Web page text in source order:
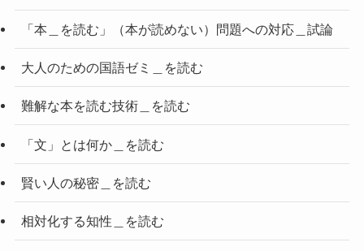
「本＿を読む」（本が読めない）問題への対応＿試論
大人のための国語ゼミ＿を読む
難解な本を読む技術＿を読む
「文」とは何か＿を読む
賢い人の秘密＿を読む
相対化する知性＿を読む